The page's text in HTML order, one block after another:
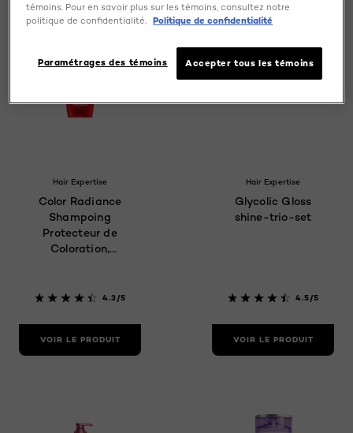
Hair Expertise
Color Radiance
Shampoing
Protecteur de
Coloration,
4.3/5
VOIR LE PRODUIT
Hair Expertise
Glycolic Gloss
shine-trio-set
4.5/5
VOIR LE PRODUIT
témoins. Pour en savoir plus sur les témoins, consultez notre
politique de confidentialité.
Politique de confidentialité
Accepter tous les témoins
Paramétrages des témoins